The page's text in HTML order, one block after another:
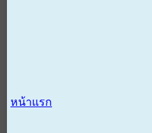
หน้าแรก